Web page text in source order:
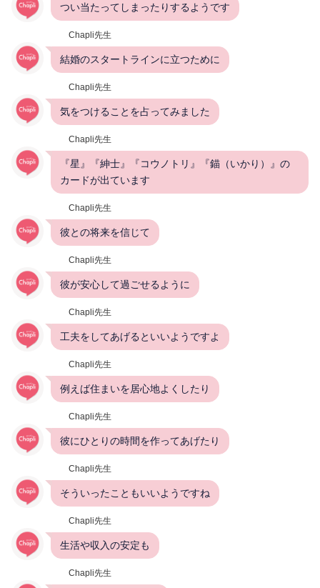
つい当たってしまったりするようです
Chapli先生
結婚のスタートラインに立つために
Chapli先生
気をつけることを占ってみました
Chapli先生
『星』『紳士』『コウノトリ』『錨（いかり）』の
カードが出ています
Chapli先生
彼との将来を信じて
Chapli先生
彼が安心して過ごせるように
Chapli先生
工夫をしてあげるといいようですよ
Chapli先生
例えば住まいを居心地よくしたり
Chapli先生
彼にひとりの時間を作ってあげたり
Chapli先生
そういったこともいいようですね
Chapli先生
生活や収入の安定も
Chapli先生